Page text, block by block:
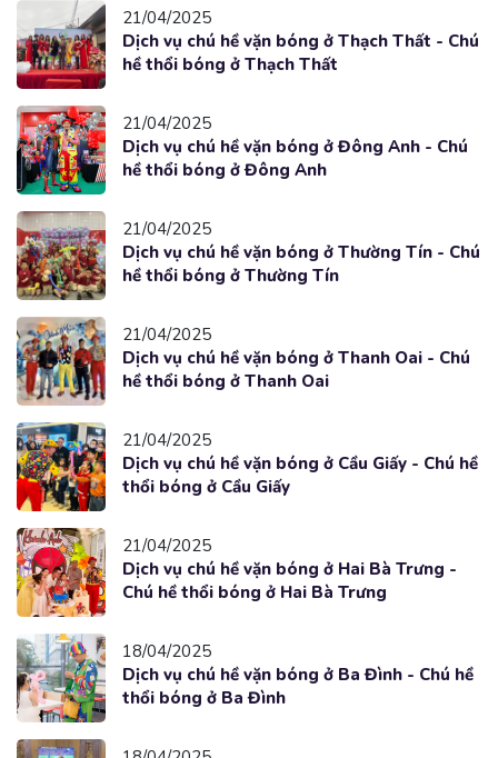
21/04/2025
Dịch vụ chú hề vặn bóng ở Thạch Thất - Chú
hề thổi bóng ở Thạch Thất
21/04/2025
Dịch vụ chú hề vặn bóng ở Đông Anh - Chú
hề thổi bóng ở Đông Anh
21/04/2025
Dịch vụ chú hề vặn bóng ở Thường Tín - Chú
hề thổi bóng ở Thường Tín
21/04/2025
Dịch vụ chú hề vặn bóng ở Thanh Oai - Chú
hề thổi bóng ở Thanh Oai
21/04/2025
Dịch vụ chú hề vặn bóng ở Cầu Giấy - Chú hề
thổi bóng ở Cầu Giấy
21/04/2025
Dịch vụ chú hề vặn bóng ở Hai Bà Trưng -
Chú hề thổi bóng ở Hai Bà Trưng
18/04/2025
Dịch vụ chú hề vặn bóng ở Ba Đình - Chú hề
thổi bóng ở Ba Đình